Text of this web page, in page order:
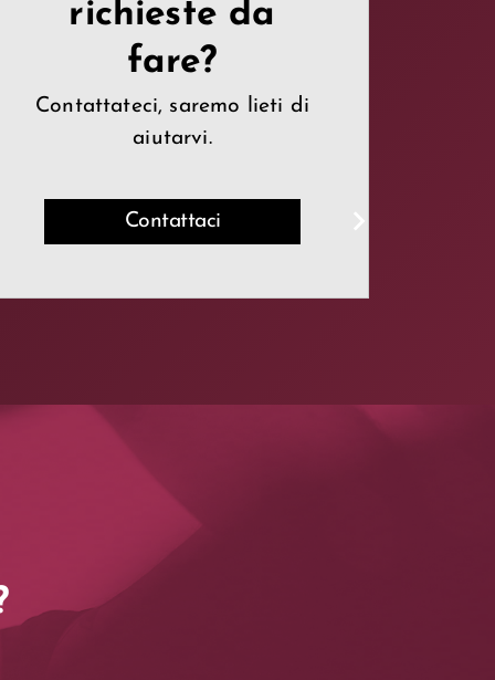
richieste da
fare?
Contattateci, saremo lieti di
aiutarvi.
Contattaci